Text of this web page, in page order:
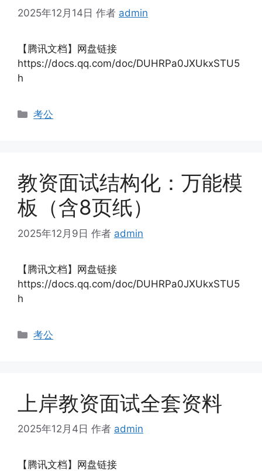
2025年12月14日 作者 admin
【腾讯文档】网盘链接
https://docs.qq.com/doc/DUHRPa0JXUkxSTU5
h
分
考公
教资面试结构化：万能模
板（含8页纸）
2025年12月9日 作者 admin
【腾讯文档】网盘链接
https://docs.qq.com/doc/DUHRPa0JXUkxSTU5
h
分
考公
上岸教资面试全套资料
2025年12月4日 作者 admin
【腾讯文档】网盘链接